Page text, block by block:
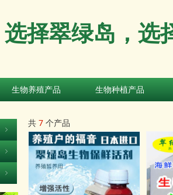
选择翠绿岛，选
生物养殖产品 生物种植产品
ꁇ
ꁇ
ꁇ
共 7 个产品